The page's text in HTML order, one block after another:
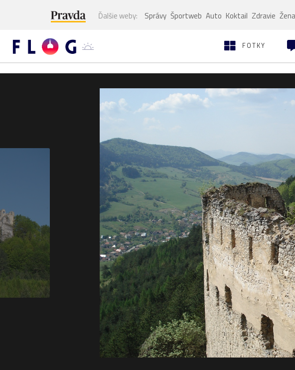
Ďalšie weby: Správy Športweb Auto Koktail Zdravie Žena
FOTKY